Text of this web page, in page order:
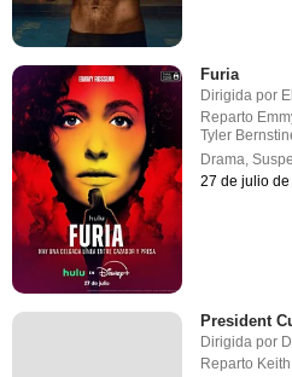
Furia
Dirigida por
Reparto
Tyler
Drama,
27 de julio
President
Dirigida por
Reparto